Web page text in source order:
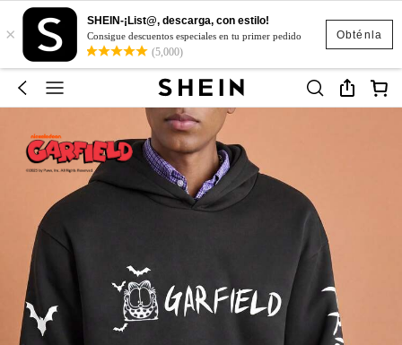
Obténla
×
SHEIN-¡List@, descarga, con estilo!
Consigue descuentos especiales en tu primer pedido
(5,000)